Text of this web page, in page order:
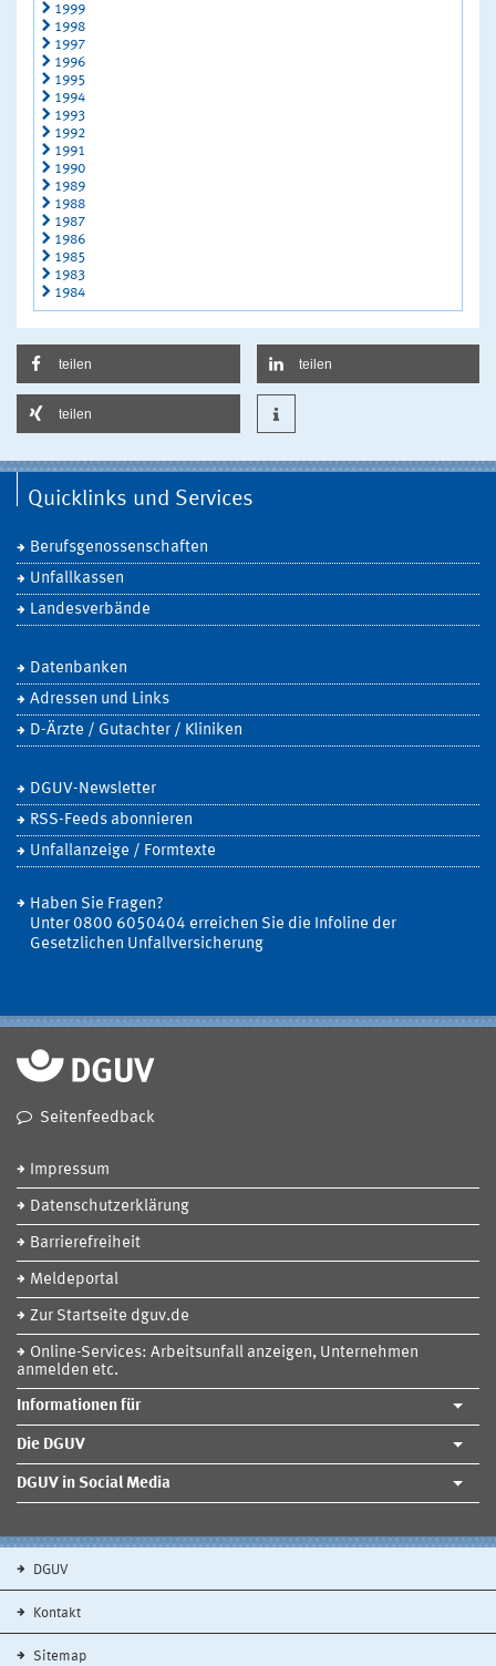
1999
1998
1997
1996
1995
1994
1993
1992
1991
1990
1989
1988
1987
1986
1985
1983
1984
teilen teilen
teilen
Quicklinks und Services
Berufsgenossenschaften
Unfallkassen
Landesverbände
Datenbanken
Adressen und Links
D-Ärzte / Gutachter / Kliniken
DGUV-Newsletter
RSS-Feeds abonnieren
Unfallanzeige / Formtexte
Haben Sie Fragen?
Unter 0800 6050404 erreichen Sie die Infoline der
Gesetzlichen Unfallversicherung
Seitenfeedback
Impressum
Datenschutzerklärung
Barrierefreiheit
Meldeportal
Zur Startseite dguv.de
Online-Services: Arbeitsunfall anzeigen, Unternehmen
anmelden etc.
Informationen für
Die DGUV
DGUV in Social Media
DGUV
Kontakt
Sitemap